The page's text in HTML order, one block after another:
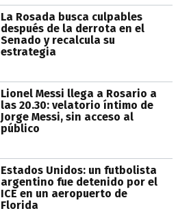
La Rosada busca culpables
después de la derrota en el
Senado y recalcula su
estrategia
Lionel Messi llega a Rosario a
las 20.30: velatorio íntimo de
Jorge Messi, sin acceso al
público
Estados Unidos: un futbolista
argentino fue detenido por el
ICE en un aeropuerto de
Florida